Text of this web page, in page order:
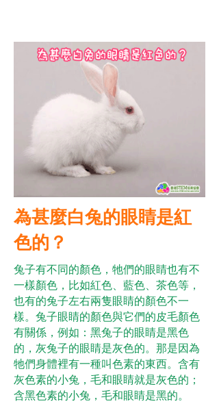
為甚麼白兔的眼睛是紅
色的？
兔子有不同的顏色，牠們的眼睛也有不
一樣顏色，比如紅色、藍色、茶色等，
也有的兔子左右兩隻眼睛的顏色不一
樣。兔子眼睛的顏色與它們的皮毛顏色
有關係，例如：黑兔子的眼睛是黑色
的，灰兔子的眼睛是灰色的。那是因為
牠們身體裡有一種叫色素的東西。含有
灰色素的小兔，毛和眼睛就是灰色的；
含黑色素的小兔，毛和眼睛是黑的。